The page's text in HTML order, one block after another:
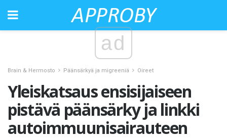
ad
Brain & Hermosto Päänsärkyä ja migreeniä Oireet
Yleiskatsaus ensisijaiseen
pistävä päänsärky ja linkki
autoimmuunisairauteen